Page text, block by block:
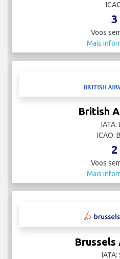
3
Voos
Mais
British
IATA:
ICAO:
2
Voos
Mais
Brussels
IATA: